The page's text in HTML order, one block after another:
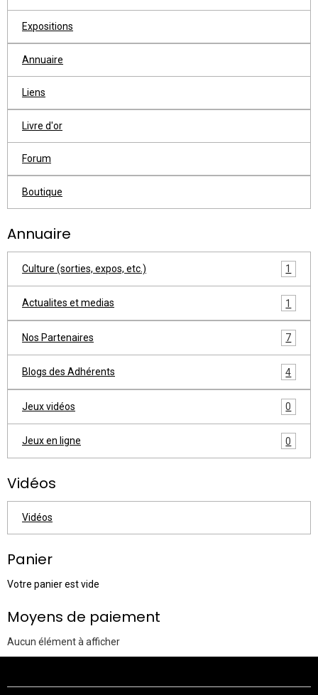
Expositions
Annuaire
Liens
Livre d'or
Forum
Boutique
Annuaire
Culture (sorties, expos, etc.) 1
Actualites et medias 1
Nos Partenaires 7
Blogs des Adhérents 4
Jeux vidéos 0
Jeux en ligne 0
Vidéos
Vidéos
Panier
Votre panier est vide
Moyens de paiement
Aucun élément à afficher